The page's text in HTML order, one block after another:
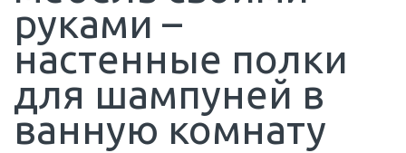
руками –
настенные полки
для шампуней в
ванную комнату